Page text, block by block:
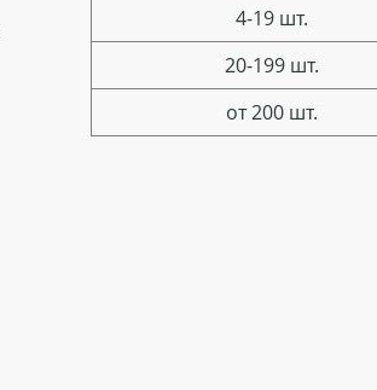
4-19 шт.
20-199 шт.
от 200 шт.